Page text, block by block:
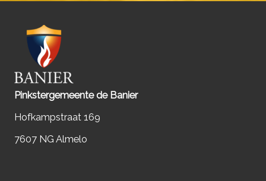
Pinkstergemeente de Banier
Hofkampstraat 169
7607 NG Almelo